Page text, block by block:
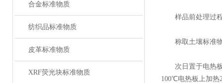
合金标准物质
纺织品标准物质
皮革标准物质
XRF荧光块标准物质
样品前处理过
称取土壤标准物
次日置于电热板
100℃电热板上加热